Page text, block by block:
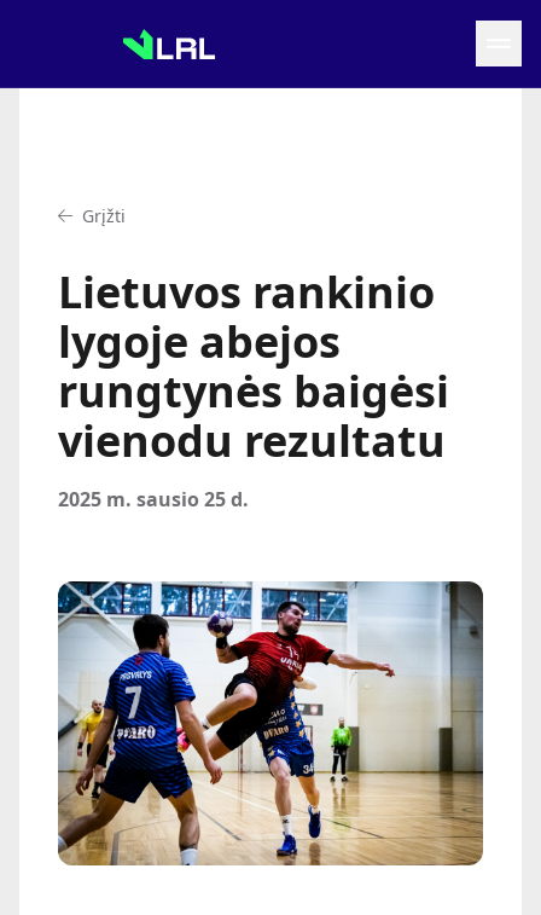
Tvarkaraštis
Statistika
Turnyrinė lentelė
Komandos
Grįžti
Lietuvos rankinio
lygoje abejos
rungtynės baigėsi
vienodu rezultatu
2025 m. sausio 25 d.